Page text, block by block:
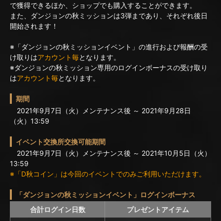
で獲得できるほか、ショップでも購入することができます。
また、ダンジョンの秋ミッションは3弾まであり、それぞれ後日
開始されます！
※「ダンジョンの秋ミッションイベント」の進行および報酬の受
け取りはアカウント毎となります。
※ダンジョンの秋ミッション専用のログインボーナスの受け取り
はアカウント毎となります。
期間
2021年9月7日（火）メンテナンス後 ～ 2021年9月28日
（火）13:59
イベント交換所交換可能期間
2021年9月7日（火）メンテナンス後 ～ 2021年10月5日（火）
13:59
※「D秋コイン」は今回のイベントでのみご利用いただけます。
「ダンジョンの秋ミッションイベント」ログインボーナス
合計ログイン日数
プレゼントアイテム